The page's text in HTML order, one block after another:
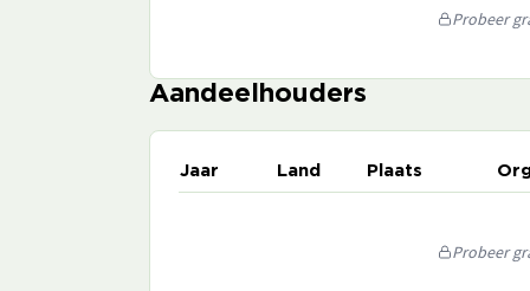
Probeer
Aandeelhouders
Jaar Land Plaats
Probeer